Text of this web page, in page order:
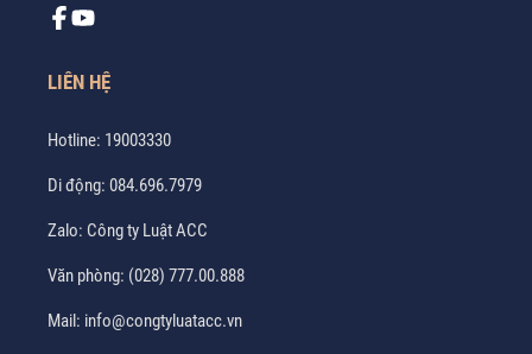
LIÊN HỆ
Hotline: 19003330
Di động: 084.696.7979
Zalo: Công ty Luật ACC
Văn phòng: (028) 777.00.888
Mail: info@congtyluatacc.vn